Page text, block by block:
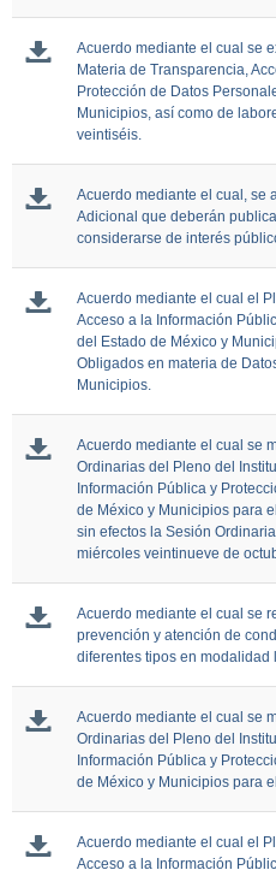
Acuerdo mediante el cual se
Materia de Transparencia,
Protección de Datos
Municipios, así como de
veintiséis.
Acuerdo mediante el cual, se
Adicional que deberán
considerarse de interés
Acuerdo mediante el cual el
Acceso a la Información
del Estado de México y
Obligados en materia de
Municipios.
Acuerdo mediante el cual se
Ordinarias del Pleno del
Información Pública y
de México y Municipios para
sin efectos la Sesión
miércoles veintinueve de
Acuerdo mediante el cual se
prevención y atención de
diferentes tipos en modalidad
Acuerdo mediante el cual se
Ordinarias del Pleno del
Información Pública y
de México y Municipios para
Acuerdo mediante el cual el
Acceso a la Información